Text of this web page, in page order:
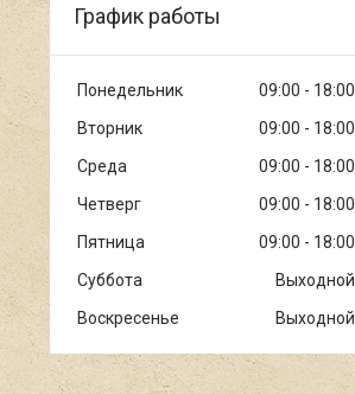
График работы
Понедельник 09:00
18:00
Вторник
09:00
18:00
Среда
09:00
18:00
Четверг
09:00
18:00
Пятница
09:00
18:00
Суббота
Выходной
Воскресенье
Выходной